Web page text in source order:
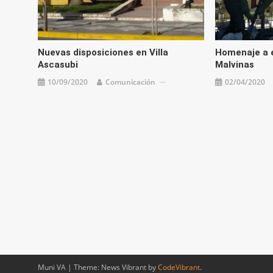
Nuevas disposiciones en Villa
Ascasubi
10/09/2020 Comunicación
Homenaje a
Malvinas
02/04/2020
Muni VA | Theme: News Vibrant byCodeVibrant.